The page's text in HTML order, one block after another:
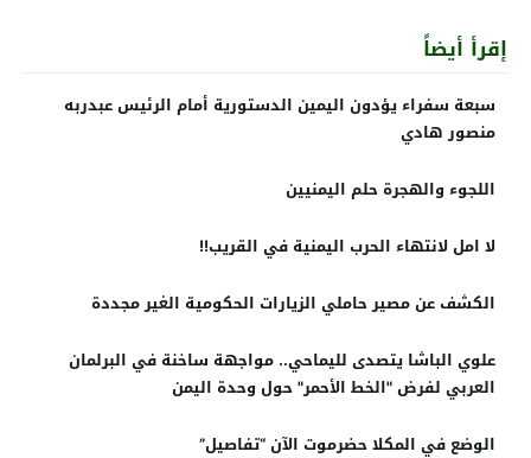
إقرأ أيضاً
سبعة سفراء يؤدون اليمين الدستورية أمام الرئيس عبدربه
منصور هادي
اللجوء والهجرة حلم اليمنيين
لا امل لانتهاء الحرب اليمنية في القريب!!
الكشف عن مصير حاملي الزيارات الحكومية الغير مجددة
علوي الباشا يتصدى لليماحي.. مواجهة ساخنة في البرلمان
العربي لفرض "الخط الأحمر" حول وحدة اليمن
الوضع في المكلا حضرموت الآن “تفاصيل”